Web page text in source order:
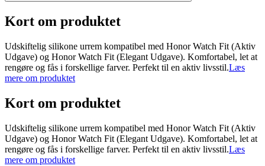
Kort om produktet
Udskiftelig silikone urrem kompatibel med Honor Watch Fit (Aktiv
Udgave) og Honor Watch Fit (Elegant Udgave). Komfortabel, let at
rengøre og fås i forskellige farver. Perfekt til en aktiv livsstil.Læs
mere om produktet
Kort om produktet
Udskiftelig silikone urrem kompatibel med Honor Watch Fit (Aktiv
Udgave) og Honor Watch Fit (Elegant Udgave). Komfortabel, let at
rengøre og fås i forskellige farver. Perfekt til en aktiv livsstil.Læs
mere om produktet